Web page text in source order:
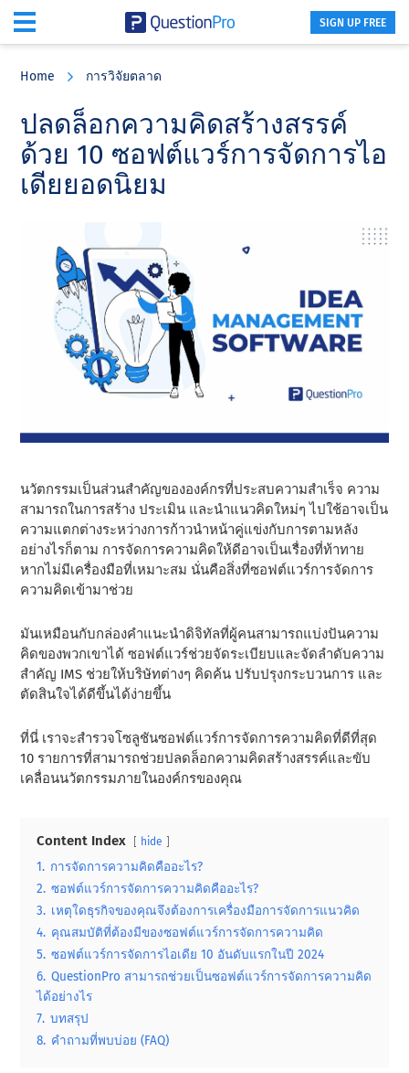
content
sidebar
SIGN UP FREE
Home การวิจัยตลาด
ปลดล็อกความคิดสร้างสรรค์
ด้วย 10 ซอฟต์แวร์การจัดการไอ
เดียยอดนิยม
นวัตกรรมเป็นส่วนสําคัญขององค์กรที่ประสบความสําเร็จ ความ
สามารถในการสร้าง ประเมิน และนําแนวคิดใหม่ๆ ไปใช้อาจเป็น
ความแตกต่างระหว่างการก้าวนําหน้าคู่แข่งกับการตามหลัง
อย่างไรก็ตาม การจัดการความคิดให้ดีอาจเป็นเรื่องที่ท้าทาย
หากไม่มีเครื่องมือที่เหมาะสม นั่นคือสิ่งที่ซอฟต์แวร์การจัดการ
ความคิดเข้ามาช่วย
มันเหมือนกับกล่องคําแนะนําดิจิทัลที่ผู้คนสามารถแบ่งปันความ
คิดของพวกเขาได้ ซอฟต์แวร์ช่วยจัดระเบียบและจัดลําดับความ
สําคัญ IMS ช่วยให้บริษัทต่างๆ คิดค้น ปรับปรุงกระบวนการ และ
ตัดสินใจได้ดีขึ้นได้ง่ายขึ้น
ที่นี่ เราจะสํารวจโซลูชันซอฟต์แวร์การจัดการความคิดที่ดีที่สุด
10 รายการที่สามารถช่วยปลดล็อกความคิดสร้างสรรค์และขับ
เคลื่อนนวัตกรรมภายในองค์กรของคุณ
Content Index hide
1. การจัดการความคิดคืออะไร?
2. ซอฟต์แวร์การจัดการความคิดคืออะไร?
3. เหตุใดธุรกิจของคุณจึงต้องการเครื่องมือการจัดการแนวคิด
4. คุณสมบัติที่ต้องมีของซอฟต์แวร์การจัดการความคิด
5. ซอฟต์แวร์การจัดการไอเดีย 10 อันดับแรกในปี 2024
6. QuestionPro สามารถช่วยเป็นซอฟต์แวร์การจัดการความคิด
ได้อย่างไร
7. บทสรุป
8. คําถามที่พบบ่อย (FAQ)